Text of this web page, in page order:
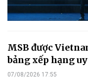
MSB được
bảng xếp hạng
07/08/2026 17:55